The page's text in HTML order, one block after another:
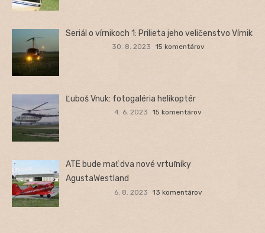
Seriál o vírnikoch 1: Prilieta jeho veličenstvo Vírnik
30. 8. 2023 15 komentárov
Ľuboš Vnuk: fotogaléria helikoptér
4. 6. 2023 15 komentárov
ATE bude mať dva nové vrtuľníky
AgustaWestland
6. 8. 2023 13 komentárov